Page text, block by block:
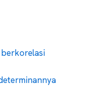
berkorelasi